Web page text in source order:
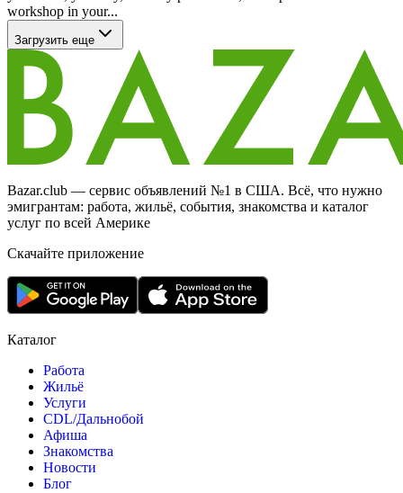
workshop in your...
Загрузить еще
Bazar.club — сервис объявлений №1 в США. Всё, что нужно
эмигрантам: работа, жильё, события, знакомства и каталог
услуг по всей Америке
Скачайте приложение
Каталог
Работа
Жильё
Услуги
CDL/Дальнобой
Афиша
Знакомства
Новости
Блог